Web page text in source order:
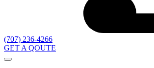
(707) 236-4266
GET A QOUTE